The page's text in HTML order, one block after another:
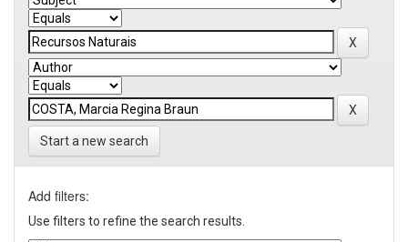
Start a new search
Add filters:
Use filters to refine the search results.